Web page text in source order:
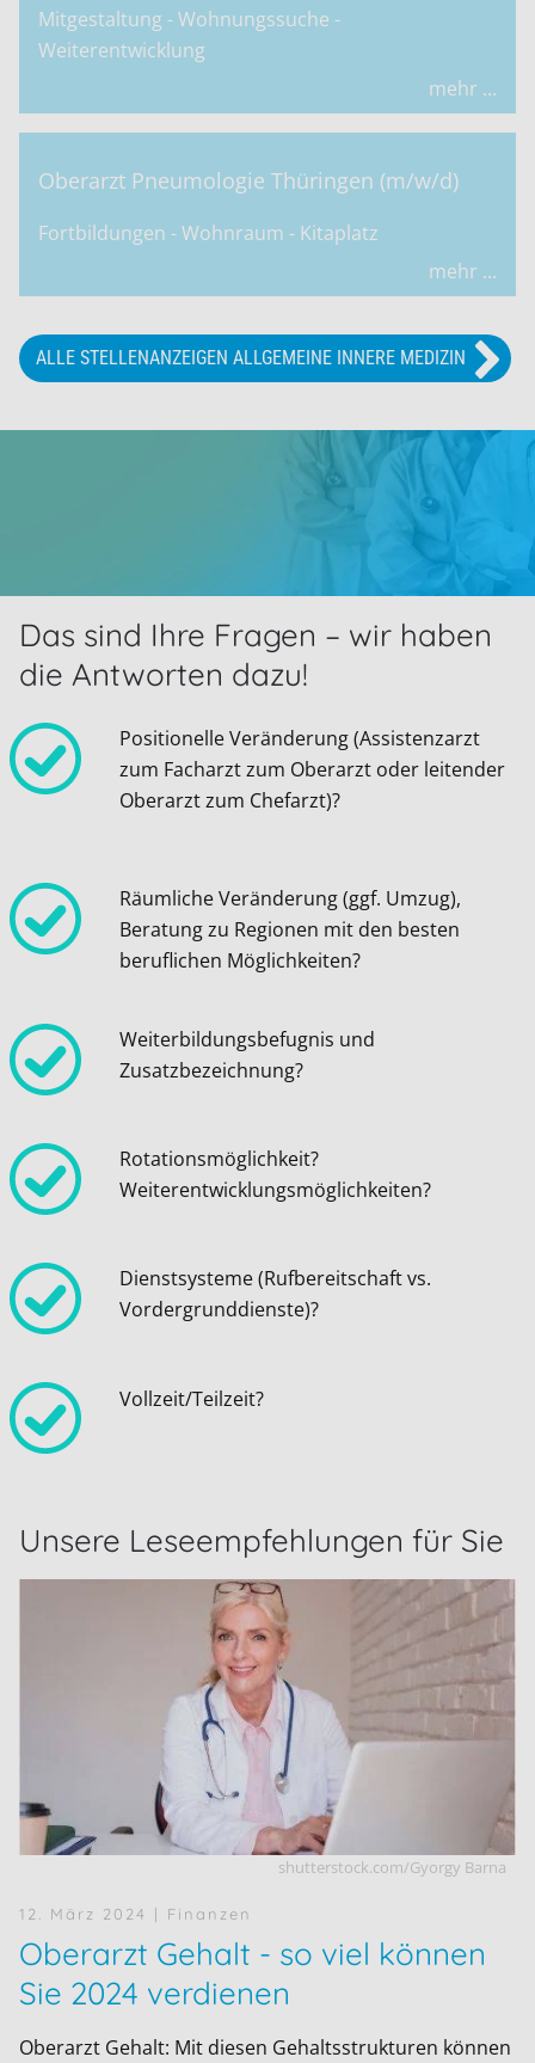
Mitgestaltung - Wohnungssuche -
Weiterentwicklung
mehr ...
Oberarzt Pneumologie Thüringen (m/w/d)
Fortbildungen - Wohnraum - Kitaplatz
mehr ...
ALLE STELLENANZEIGEN ALLGEMEINE INNERE MEDIZIN
Das sind Ihre Fragen – wir haben
die Antworten dazu!
Positionelle Veränderung (Assistenzarzt
zum Facharzt zum Oberarzt oder leitender
Oberarzt zum Chefarzt)?
Räumliche Veränderung (ggf. Umzug),
Beratung zu Regionen mit den besten
beruflichen Möglichkeiten?
Weiterbildungsbefugnis und
Zusatzbezeichnung?
Rotationsmöglichkeit?
Weiterentwicklungsmöglichkeiten?
Dienstsysteme (Rufbereitschaft vs.
Vordergrunddienste)?
Vollzeit/Teilzeit?
Unsere Leseempfehlungen für Sie
shutterstock.com/Gyorgy Barna
12. März 2024 | Finanzen
Oberarzt Gehalt - so viel können
Sie 2024 verdienen
Oberarzt Gehalt: Mit diesen Gehaltsstrukturen können